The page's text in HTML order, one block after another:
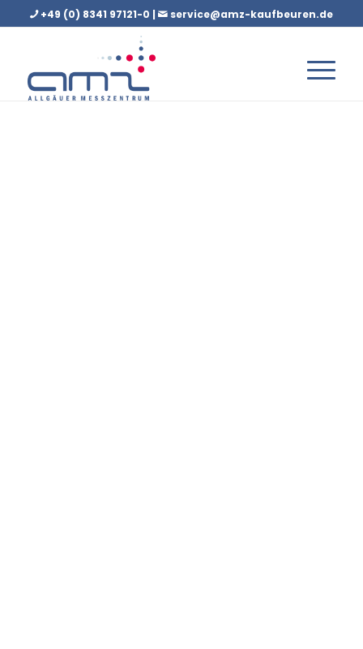
+49 (0) 8341 97121-0 | service@amz-kaufbeuren.de